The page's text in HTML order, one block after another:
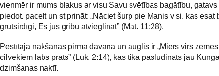
vienmēr ir mums blakus ar visu Savu svētības bagātību,
piedot, pacelt un stiprināt: „Nāciet šurp pie Manis visi, kas esat
grūtsirdīgi, Es jūs gribu atvieglināt” (Mat. 11:28).
Pestītāja nākšanas pirmā dāvana un auglis ir „Miers virs
cilvēkiem labs prāts” (Lūk. 2:14), kas tika pasludināts jau
dzimšanas naktī.